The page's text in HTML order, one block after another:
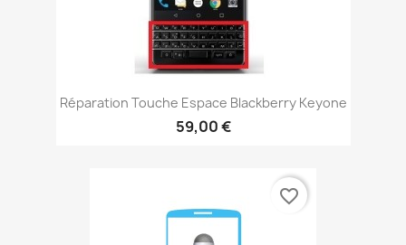
Réparation Touche Espace Blackberry Keyone
59,00 €
favorite_border